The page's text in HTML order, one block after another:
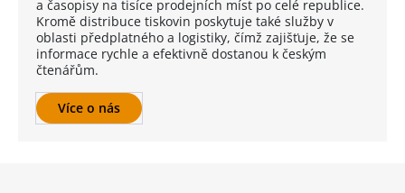
a časopisy na tisíce prodejních míst po celé republice.
Kromě distribuce tiskovin poskytuje také služby v
oblasti předplatného a logistiky, čímž zajišťuje, že se
informace rychle a efektivně dostanou k českým
čtenářům.
Více o nás